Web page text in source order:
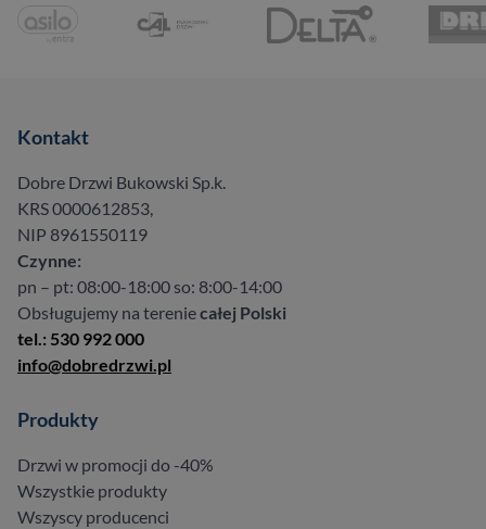
Kontakt
Dobre Drzwi Bukowski Sp.k.
KRS 0000612853,
NIP 8961550119
Czynne:
pn – pt: 08:00-18:00 so: 8:00-14:00
Obsługujemy na tereniecałej Polski
tel.: 530 992 000
info@dobredrzwi.pl
Produkty
Drzwi w promocji do -40%
Wszystkie produkty
Wszyscy producenci